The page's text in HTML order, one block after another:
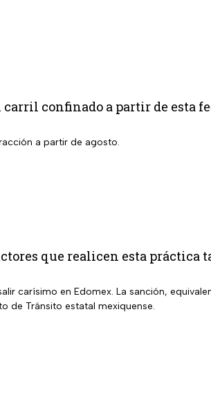
carril confinado a partir de esta
a partir de agosto.
que realicen esta práctica
carísimo en Edomex. La sanción,
de Tránsito estatal mexiquense.